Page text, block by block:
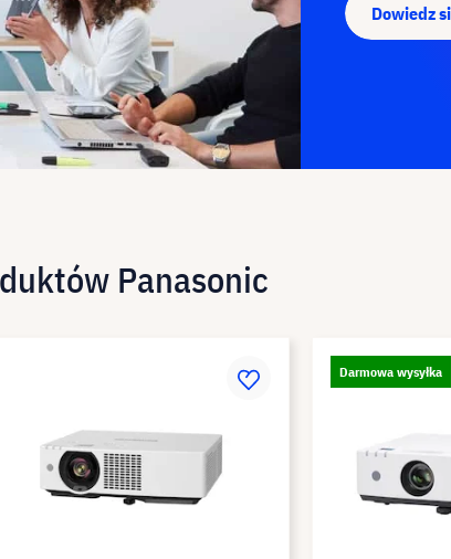
Dowiedz
Panasonic
Darmowa wysyłka